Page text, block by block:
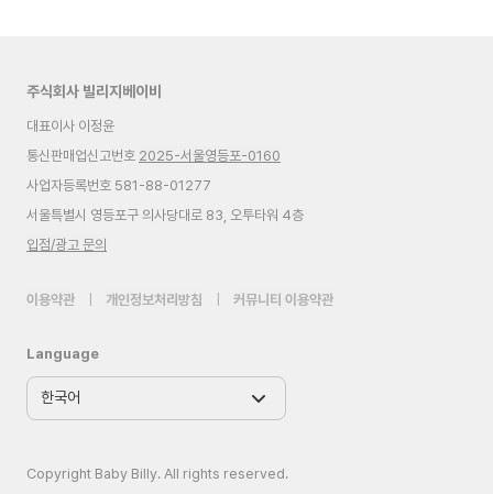
주식회사 빌리지베이비
대표이사 이정윤
통신판매업신고번호 2025-서울영등포-0160
사업자등록번호 581-88-01277
서울특별시 영등포구 의사당대로 83, 오투타워 4층
입점/광고 문의
이용약관 개인정보처리방침 커뮤니티 이용약관
Language
Copyright Baby Billy. All rights reserved.